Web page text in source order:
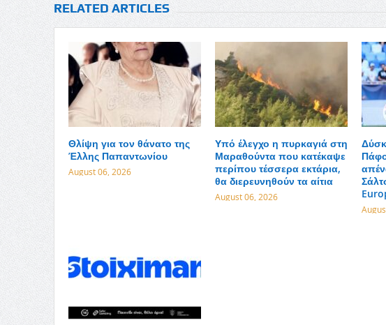
RELATED ARTICLES
Θλίψη για τον θάνατο της
Έλλης Παπαντωνίου
August 06, 2026
Υπό έλεγχο η πυρκαγιά στη
Μαραθούντα που κατέκαψε
περίπου τέσσερα εκτάρια,
θα διερευνηθούν τα αίτια
August 06, 2026